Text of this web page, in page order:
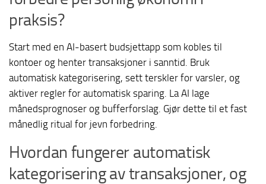
praksis?
Start med en AI-basert budsjettapp som kobles til
kontoer og henter transaksjoner i sanntid. Bruk
automatisk kategorisering, sett terskler for varsler, og
aktiver regler for automatisk sparing. La AI lage
månedsprognoser og bufferforslag. Gjør dette til et fast
månedlig ritual for jevn forbedring.
Hvordan fungerer automatisk
kategorisering av transaksjoner, og